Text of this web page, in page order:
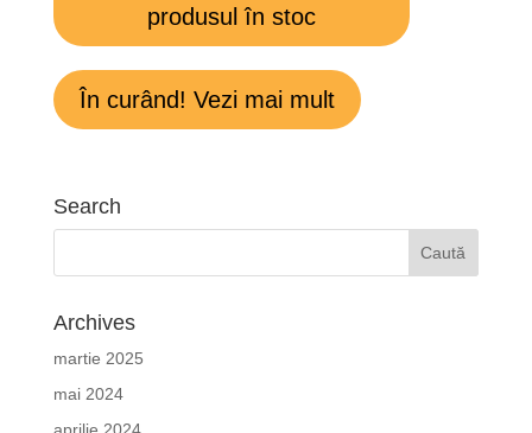
produsul în stoc
În curând! Vezi mai mult
Search
Archives
martie 2025
mai 2024
aprilie 2024